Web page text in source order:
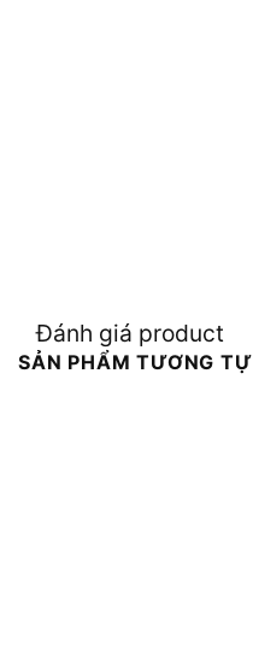
Đánh giá product
SẢN PHẨM TƯƠNG TỰ